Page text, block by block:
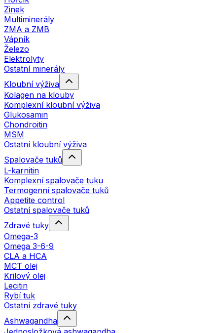
Zinek
Multiminerály
ZMA a ZMB
Vápník
Železo
Elektrolyty
Ostatní minerály
Kloubní výživa
Kolagen na klouby
Komplexní kloubní výživa
Glukosamin
Chondroitin
MSM
Ostatní kloubní výživa
Spalovače tuků
L-karnitin
Komplexní spalovače tuku
Termogenní spalovače tuků
Appetite control
Ostatní spalovače tuků
Zdravé tuky
Omega-3
Omega 3-6-9
CLA a HCA
MCT olej
Krilový olej
Lecitin
Rybí tuk
Ostatní zdravé tuky
Ashwagandha